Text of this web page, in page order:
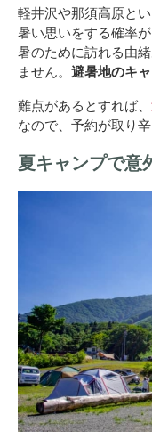
軽井沢や那須高原と
暑い思いをする確率
暑のために訪れる由
ません。 避暑地のキ
難点があるとすれば、
なので、予約が取り
夏キャンプで意